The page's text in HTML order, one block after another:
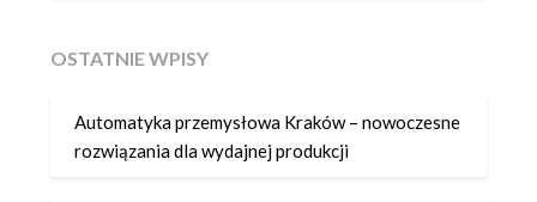
OSTATNIE WPISY
Automatyka przemysłowa Kraków – nowoczesne
rozwiązania dla wydajnej produkcji